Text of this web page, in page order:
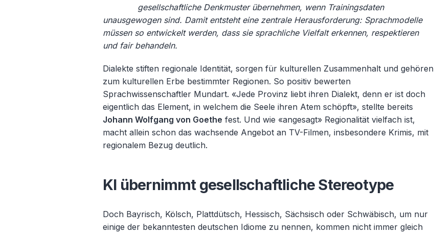
gesellschaftliche Denkmuster übernehmen, wenn Trainingsdaten
unausgewogen sind. Damit entsteht eine zentrale Herausforderung: Sprachmodelle
müssen so entwickelt werden, dass sie sprachliche Vielfalt erkennen, respektieren
und fair behandeln.
Dialekte stiften regionale Identität, sorgen für kulturellen Zusammenhalt und gehören
zum kulturellen Erbe bestimmter Regionen. So positiv bewerten
Sprachwissenschaftler Mundart. «Jede Provinz liebt ihren Dialekt, denn er ist doch
eigentlich das Element, in welchem die Seele ihren Atem schöpft», stellte bereits
Johann Wolfgang von Goethe fest. Und wie «angesagt» Regionalität vielfach ist,
macht allein schon das wachsende Angebot an TV-Filmen, insbesondere Krimis, mit
regionalem Bezug deutlich.
KI übernimmt gesellschaftliche Stereotype
Doch Bayrisch, Kölsch, Plattdütsch, Hessisch, Sächsisch oder Schwäbisch, um nur
einige der bekanntesten deutschen Idiome zu nennen, kommen nicht immer gleich